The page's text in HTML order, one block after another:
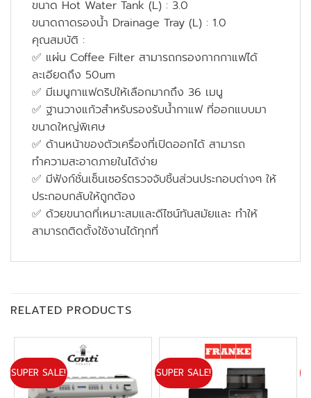
ขนาด Hot Water Tank (L) : 3.0
ขนาดถาดรองน้ำ Drainage Tray (L) : 1.0
คุณสมบัติ :
✅ แผ่น Coffee Filter สามารถกรองกากกาแฟได้
ละเอียดถึง 50um
✅ มีเมนูกาแฟดริปให้เลือกมากถึง 36 เมนู
✅ ฐานวางแก้วสำหรับรองรับน้ำกาแฟ ที่ออกแบบมา
ขนาดใหญ่พิเศษ
✅ ด้านหน้าของตัวเครื่องที่เปิดออกได้ สามารถ
ทำความสะอาดภายในได้ง่าย
✅ มีฟังก์ชั่นเซ็นเซอร์ตรวจจับชิ้นส่วนประกอบต่างๆ ให้
ประกอบกลับให้ถูกต้อง
✅ ด้วยขนาดที่เหมาะสมและดีไซน์ทันสมัยและ ทำให้
สามารถติดตั้งใช้งานได้ทุกที่
RELATED PRODUCTS
SUPER SALE! SUPER SALE!